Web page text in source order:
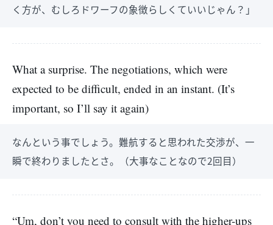
く方が、むしろドワーフの象徴らしくていいじゃん？」
What a surprise. The negotiations, which were
expected to be difficult, ended in an instant. (It’s
important, so I’ll say it again)
なんという事でしょう。難航すると思われた交渉が、一
瞬で終わりましたとさ。（大事なことなので2回目）
“Um, don’t you need to consult with the higher-ups